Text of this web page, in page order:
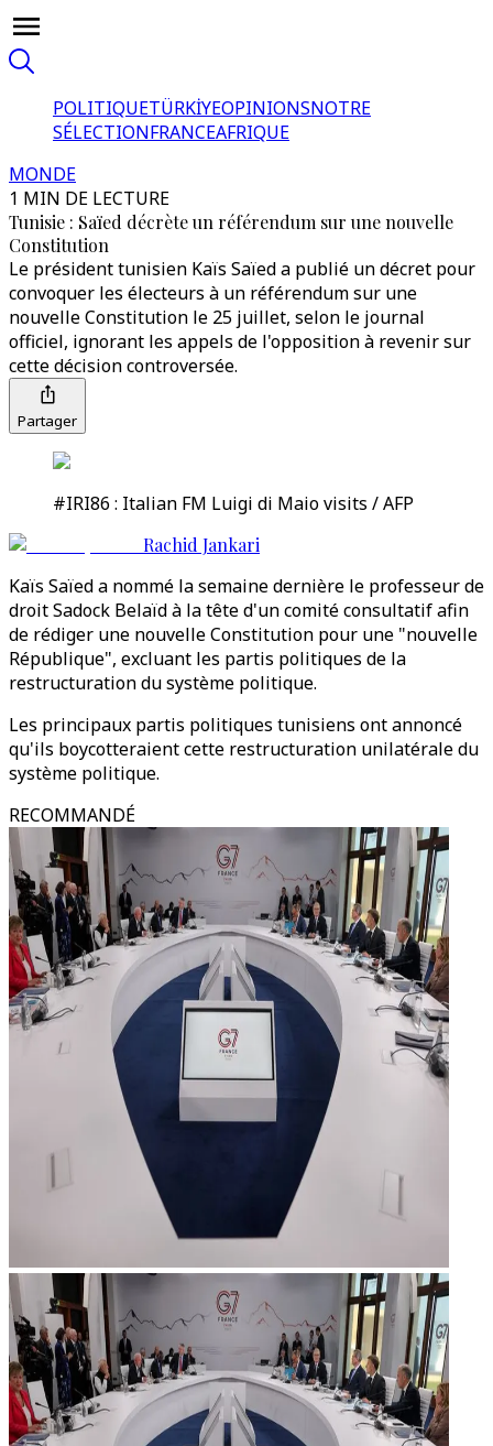
POLITIQUETÜRKİYEOPINIONSNOTRE
SÉLECTIONFRANCEAFRIQUE
MONDE
1 MIN DE LECTURE
Tunisie : Saïed décrète un référendum sur une nouvelle
Constitution
Le président tunisien Kaïs Saïed a publié un décret pour
convoquer les électeurs à un référendum sur une
nouvelle Constitution le 25 juillet, selon le journal
officiel, ignorant les appels de l'opposition à revenir sur
cette décision controversée.
Partager
#IRI86 : Italian FM Luigi di Maio visits / AFP
Rachid Jankari
Kaïs Saïed a nommé la semaine dernière le professeur de
droit Sadock Belaïd à la tête d'un comité consultatif afin
de rédiger une nouvelle Constitution pour une "nouvelle
République", excluant les partis politiques de la
restructuration du système politique.
Les principaux partis politiques tunisiens ont annoncé
qu'ils boycotteraient cette restructuration unilatérale du
système politique.
RECOMMANDÉ